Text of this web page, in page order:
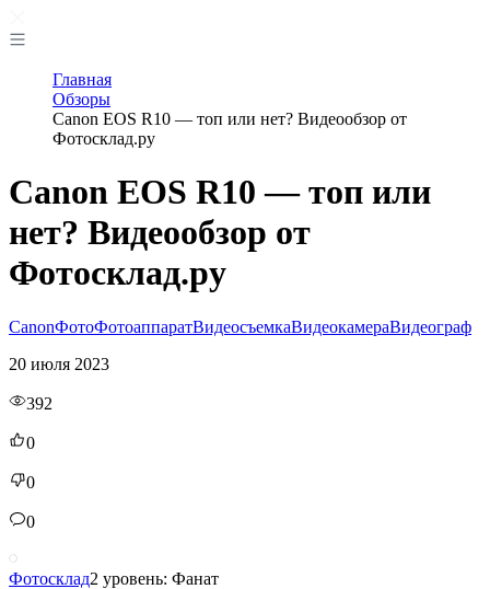
Главная
Обзоры
Canon EOS R10 — топ или нет? Видеообзор от
Фотосклад.ру
Canon EOS R10 — топ или
нет? Видеообзор от
Фотосклад.ру
CanonФотоФотоаппаратВидеосъемкаВидеокамераВидеограф
20 июля 2023
392
0
0
0
Фотосклад2 уровень: Фанат